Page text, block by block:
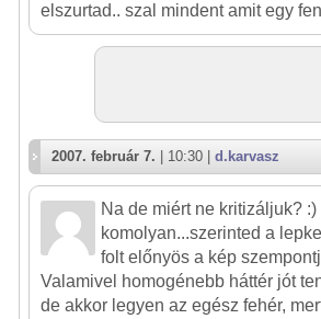
elszurtad.. szal mindent amit egy
2007. február 7. | 10:30 | d.karvasz
Na de miért ne kritizáljuk? :)
komolyan...szerinted a
folt előnyös a kép
Valamivel homogénebb háttér jót
de akkor legyen az egész fehér,